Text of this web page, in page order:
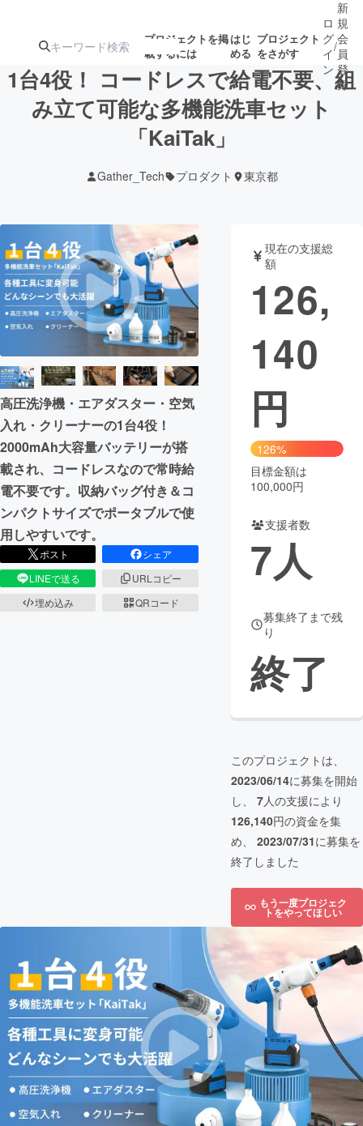
プロジェクトを掲
載するには
はじ
める
プロジェクト
をさがす
注目の新着プロ募集終了が近いプ
テクノロジー・ガジェット
映像・映画 書籍・雑誌
ビジネス・起業 チャレンジ
まちづくり・地域活性化
CAMPFIRE for Social Good
CAMPFIRE Creation
CAMPFIREふるさと納税machi-ya コミュニティ
ロ
グ
イ
ン
/
新
規
会
員
登
録
1台4役！ コードレスで給電不要、組
み立て可能な多機能洗車セット
「KaiTak」
Gather_Tech プロダクト 東京都
高圧洗浄機・エアダスター・空気
入れ・クリーナーの1台4役！
2000mAh大容量バッテリーが搭
載され、コードレスなので常時給
電不要です。収納バッグ付き＆コ
ンパクトサイズでポータブルで使
用しやすいです。
ポスト
シェア
LINEで送る
URLコピー
埋め込み
QRコード
現在の支援総
額
126,
140
円
126%
目標金額は
100,000円
支援者数
7人
募集終了まで残
り
終了
このプロジェクトは、
2023/06/14に募集を開始
し、 7人の支援により
126,140円の資金を集
め、 2023/07/31に募集を
終了しました
もう一度プロジェク
トをやってほしい